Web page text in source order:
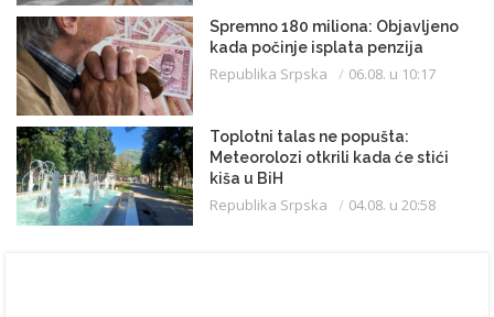
Spremno 180 miliona: Objavljeno
kada počinje isplata penzija
Republika Srpska 06.08. u 10:17
Toplotni talas ne popušta:
Meteorolozi otkrili kada će stići
kiša u BiH
Republika Srpska 04.08. u 20:58